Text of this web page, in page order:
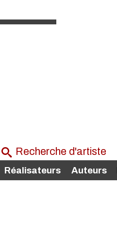
Réalisateurs Auteurs